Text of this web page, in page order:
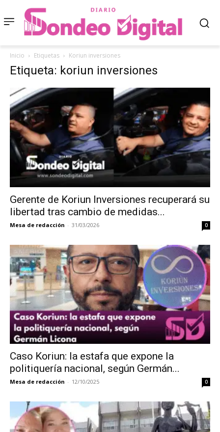
Inicio Etiquetas Koriun inversiones
Etiqueta: koriun inversiones
Gerente de Koriun Inversiones recuperará su
libertad tras cambio de medidas...
Mesa de redacción - 31/03/2026 0
Caso Koriun: la estafa que expone la
politiquería nacional, según Germán...
Mesa de redacción - 12/10/2025 0